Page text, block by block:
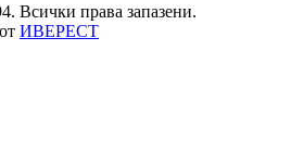
Всички права запазени.
ИВЕРЕСТ